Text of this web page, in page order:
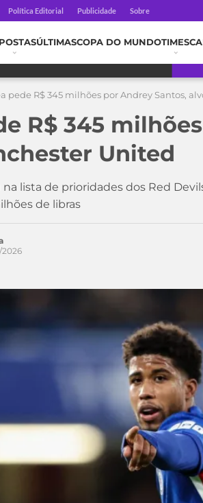
Política Editorial Publicidade Sobre
ÚLTIMASCOPA DO MUNDOTIMES
pede R$ 345 milhões por Andrey Santos,
R$ 345
United
lista de prioridades dos Red
de libras
2026